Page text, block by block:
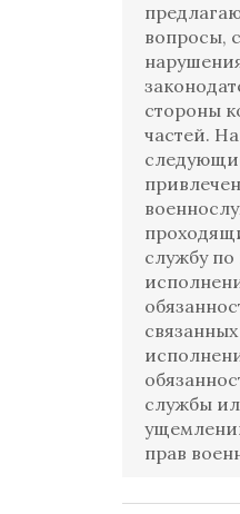
вопросы,
стороны
частей.
службу по
связанных
службы
прав